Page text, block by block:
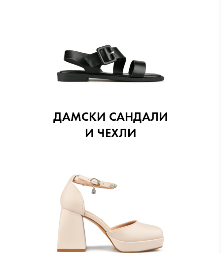
ДАМСКИ САНДАЛИ
И ЧЕХЛИ